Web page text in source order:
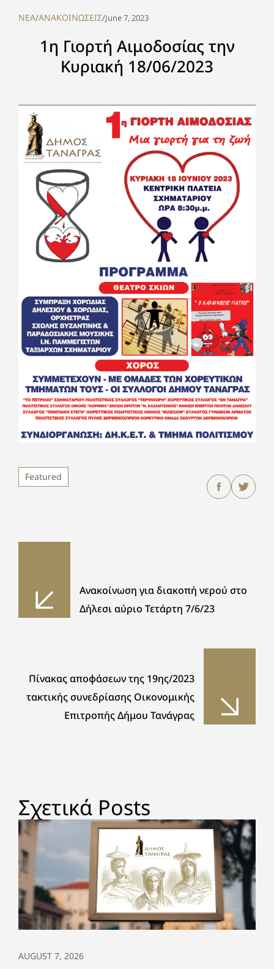
NEA/ΑΝΑΚΟΙΝΩΣΕΙΣ/June 7, 2023
1η Γιορτή Αιμοδοσίας την
Κυριακή 18/06/2023
Featured
Ανακοίνωση για διακοπή νερού στο
Δήλεσι αύριο Τετάρτη 7/6/23
Πίνακας αποφάσεων της 19ης/2023
τακτικής συνεδρίασης Οικονομικής
Επιτροπής Δήμου Τανάγρας
Σχετικά Posts
AUGUST 7, 2026